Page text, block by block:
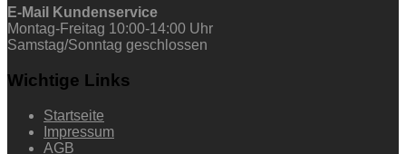
E-Mail Kundenservice
Montag-Freitag 10:00-14:00 Uhr
Samstag/Sonntag geschlossen
Wichtige Links
Startseite
Impressum
AGB